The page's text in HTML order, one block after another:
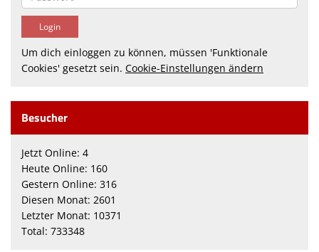
Um dich einloggen zu können, müssen 'Funktionale
Cookies' gesetzt sein. Cookie-Einstellungen ändern
Besucher
Jetzt Online: 4
Heute Online: 160
Gestern Online: 316
Diesen Monat: 2601
Letzter Monat: 10371
Total: 733348